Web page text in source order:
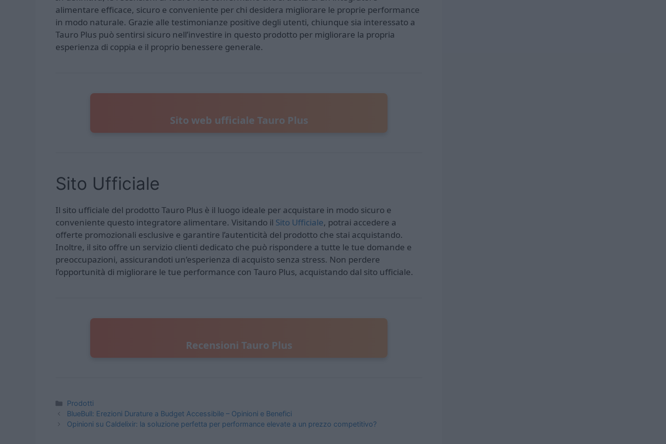
alimentare efficace, sicuro e conveniente per chi desidera migliorare le proprie performance
in modo naturale. Grazie alle testimonianze positive degli utenti, chiunque sia interessato a
Tauro Plus può sentirsi sicuro nell’investire in questo prodotto per migliorare la propria
esperienza di coppia e il proprio benessere generale.
Sito web ufficiale Tauro Plus
Sito Ufficiale
Il sito ufficiale del prodotto Tauro Plus è il luogo ideale per acquistare in modo sicuro e
conveniente questo integratore alimentare. Visitando il Sito Ufficiale, potrai accedere a
offerte promozionali esclusive e garantire l’autenticità del prodotto che stai acquistando.
Inoltre, il sito offre un servizio clienti dedicato che può rispondere a tutte le tue domande e
preoccupazioni, assicurandoti un’esperienza di acquisto senza stress. Non perdere
l’opportunità di migliorare le tue performance con Tauro Plus, acquistando dal sito ufficiale.
Recensioni Tauro Plus
Categorie
Prodotti
BlueBull: Erezioni Durature a Budget Accessibile – Opinioni e Benefici
Opinioni su Caldelixir: la soluzione perfetta per performance elevate a un prezzo competitivo?